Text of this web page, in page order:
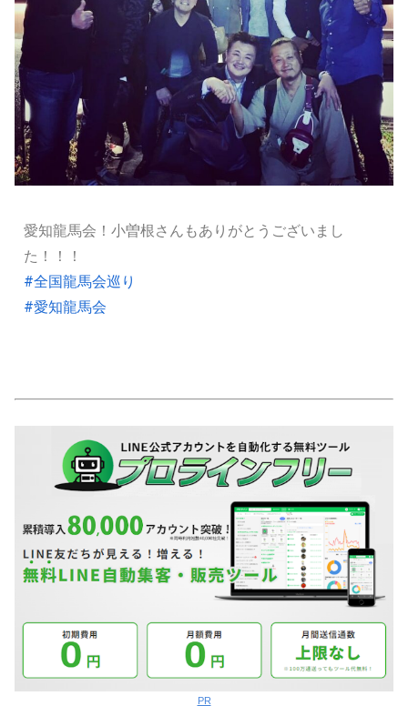
愛知龍馬会！小曽根さんもありがとうございまし
た！！！
#全国龍馬会巡り
#愛知龍馬会
PR